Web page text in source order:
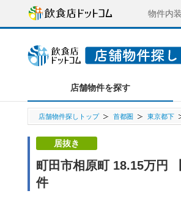
物件内
店舗物件を探す
店舗物件探しトップ 首都圏 東京都下
居抜き
町田市相原町 18.15万円
件